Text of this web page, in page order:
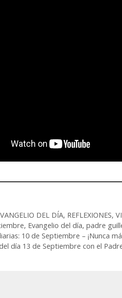
DEL DÍA, REFLEXIONES,
, Evangelio del día,padre
10 de Septiembre – ¡Nunca
día 13 de Septiembre con el